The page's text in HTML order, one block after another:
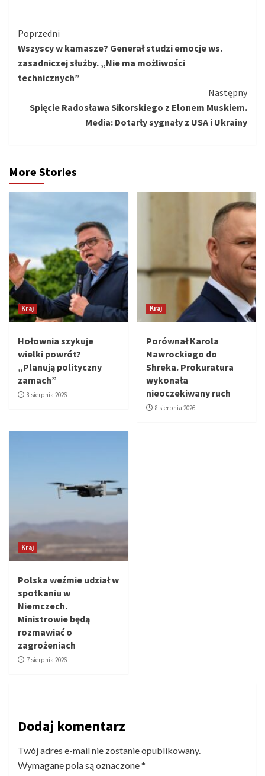
Kontynuuj
czytanie
Poprzedni
Wszyscy w kamasze? Generał studzi emocje ws.
zasadniczej służby. „Nie ma możliwości
technicznych”
Następny
Spięcie Radosława Sikorskiego z Elonem Muskiem.
Media: Dotarły sygnały z USA i Ukrainy
More Stories
Kraj
Hołownia szykuje
wielki powrót?
„Planują polityczny
zamach”
8 sierpnia 2026
Kraj
Porównał Karola
Nawrockiego do
Shreka. Prokuratura
wykonała
nieoczekiwany ruch
8 sierpnia 2026
Kraj
Polska weźmie udział w
spotkaniu w
Niemczech.
Ministrowie będą
rozmawiać o
zagrożeniach
7 sierpnia 2026
Dodaj komentarz
Twój adres e-mail nie zostanie opublikowany.
Wymagane pola są oznaczone*